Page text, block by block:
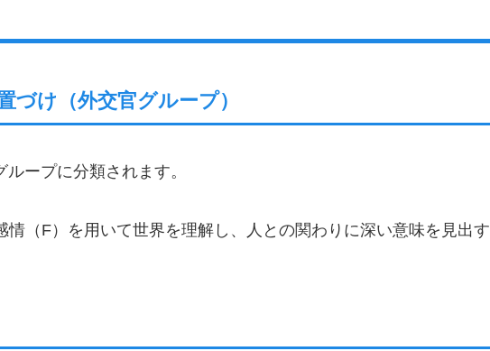
づけ（外交官グループ）
ープに分類されます。
情（F）を用いて世界を理解し、人との関わりに深い意味を見出す